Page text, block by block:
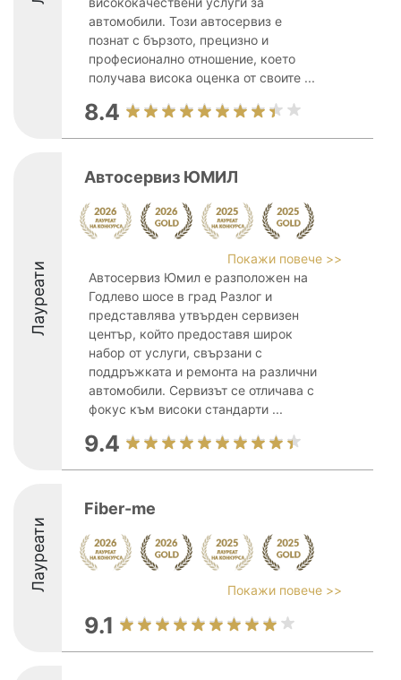
автомобили. Този автосервиз е
познат с бързото, прецизно и
професионално отношение, което
получава висока оценка от своите ...
8.4
Лауреати
Автосервиз ЮМИЛ
Покажи повече >>
Автосервиз Юмил е разположен на
Годлево шосе в град Разлог и
представлява утвърден сервизен
център, който предоставя широк
набор от услуги, свързани с
поддръжката и ремонта на различни
автомобили. Сервизът се отличава с
фокус към високи стандарти ...
9.4
Лауреати
Fiber-me
Покажи повече >>
9.1